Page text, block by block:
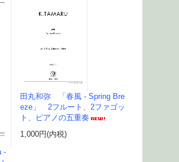
-
田丸和弥 「春風 - Spring Bre
eze」 2フルート、2ファゴッ
ト、ピアノの五重奏
1,000円(内税)